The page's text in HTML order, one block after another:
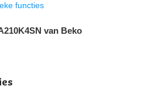
functies
van Beko